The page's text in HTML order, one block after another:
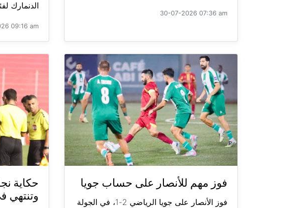
30-07-2026 07:36 am
الدنمارك
09:16 am
فوز مهم للأنصار على حساب جويا
فوز الأنصار على جويا الرياضي 2-1، في الجولة
حكاية
وتنتهي